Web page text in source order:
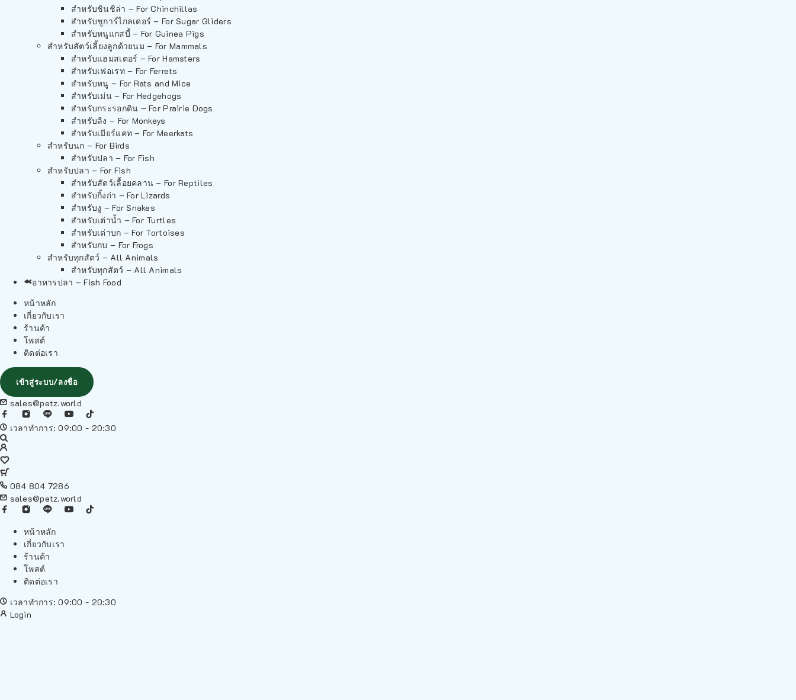
สำหรับชินชิล่า – For Chinchillas
สำหรับชูการ์ไกลเดอร์ – For Sugar Gliders
สำหรับหนูแกสบี้ – For Guinea Pigs
สำหรับสัตว์เลี้ยงลูกด้วยนม – For Mammals
สำหรับแฮมสเตอร์ – For Hamsters
สำหรับเฟอเรท – For Ferrets
สำหรับหนู – For Rats and Mice
สำหรับเม่น – For Hedgehogs
สำหรับกระรอกดิน – For Prairie Dogs
สำหรับลิง – For Monkeys
สำหรับเมียร์แคท – For Meerkats
สำหรับนก – For Birds
สำหรับปลา – For Fish
สำหรับปลา – For Fish
สำหรับสัตว์เลื้อยคลาน – For Reptiles
สำหรับกิ้งก่า – For Lizards
สำหรับงู – For Snakes
สำหรับเต่าน้ำ – For Turtles
สำหรับเต่าบก – For Tortoises
สำหรับกบ – For Frogs
สำหรับทุกสัตว์ – All Animals
สำหรับทุกสัตว์ – All Animals
อาหารปลา – Fish Food
หน้าหลัก
เกี่ยวกับเรา
ร้านค้า
โพสต์
ติดต่อเรา
เข้าสู่ระบบ/ลงชื่อ
sales@petz.world
เวลาทำการ: 09:00 - 20:30
084 804 7286
sales@petz.world
หน้าหลัก
เกี่ยวกับเรา
ร้านค้า
โพสต์
ติดต่อเรา
เวลาทำการ: 09:00 - 20:30
Login